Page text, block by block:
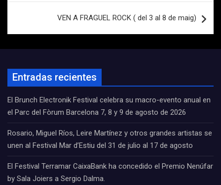
VEN A FRAGUEL ROCK ( del 3 al 8 de maig)
Entradas recientes
El Brunch Electronik Festival celebra su macro-evento anual en
el Parc del Fòrum Barcelona 7, 8 y 9 de agosto de 2026
Rosario, Miguel Ríos, Leire Martínez y otros grandes artistas se
unen al Festival Mar d’Estiu del 31 de julio al 17 de agosto
El Festival Terramar CaixaBank ha concedido el Premio Nenúfar
by Sala Joiers a Sergio Dalma.